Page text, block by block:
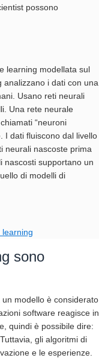
possono
learning modellata sul
analizzano i dati con una
Usano reti neurali
Una rete neurale
“neuroni
I dati fluiscono dal livello
neurali nascoste prima
nascosti supportano un
di modelli di
sono
modello è considerato
software reagisce in
quindi è possibile dire:
gli algoritmi di
e le esperienze.